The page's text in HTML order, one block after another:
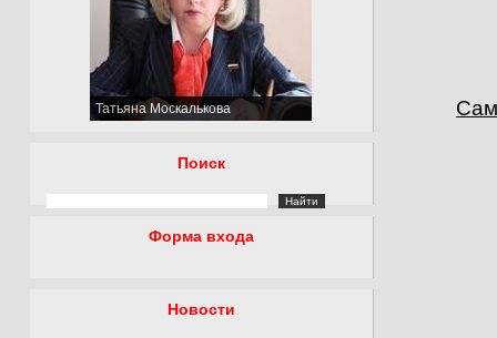
Татьяна Москалькова
Поиск
Форма входа
Новости